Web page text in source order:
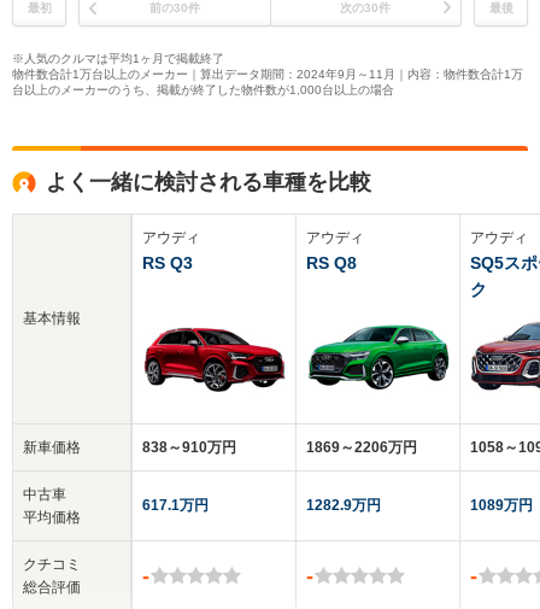
最初 前の30件 次の30件 最後
※人気のクルマは平均1ヶ月で掲載終了
物件数合計1万台以上のメーカー｜算出データ期間：2024年9月～11月｜内容：物件数合計1万
台以上のメーカーのうち、掲載が終了した物件数が1,000台以上の場合
よく一緒に検討される車種を比較
基本情報
新車価格
中古車
平均価格
クチコミ
総合評価
アウディ
RS Q3
838～910万円
617.1万円
-
アウディ
RS Q8
1869～2206万円
1282.9万円
-
アウディ
SQ5ス
ク
1058～
1089万円
-